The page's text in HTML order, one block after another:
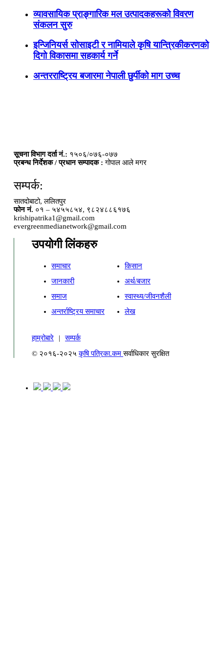
व्यावसायिक प्राङ्गारिक मल उत्पादकहरूको विवरण
संकलन सुरु
इन्जिनियर्स सोसाइटी र नामियाले कृषि यान्त्रिकीकरणको
दिगो विकासमा सहकार्य गर्ने
अन्तरराष्ट्रिय बजारमा नेपाली छुर्पीको माग उच्च
सूचना विभाग दर्ता नं.: १५०६/०७६-०७७
प्रबन्ध निर्देशक / प्रधान सम्पादक : गोपाल आले मगर
सम्पर्क:
सातदोबाटो, ललितपुर
फोन नं. ०१ – ५४५५८५४, ९८२४८८६१७६
krishipatrika1@gmail.com
evergreenmedianetwork@gmail.com
उपयोगी लिंकहरु
समाचार
किसान
जानकारी
अर्थ/बजार
समाज
स्वास्थ्य/जीवनशैली
अन्तर्राष्ट्रिय समाचार
लेख
हाम्रोबारे |
सम्पर्क
© २०१६-२०२५कृषि पत्रिका.कमसर्वाधिकार सुरक्षित